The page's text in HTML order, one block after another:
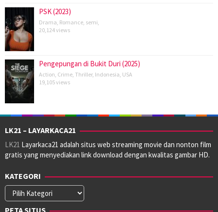
PSK (2023)
Drama Romance semi
20,124 views
Pengepungan di Bukit Duri (2025)
Action Crime Thriller, Indonesia USA
19,105 views
LK21 – LAYARKACA21
LK21 Layarkaca21 adalah situs web streaming movie dan nonton film
gratis yang menyediakan link download dengan kwalitas gambar HD.
KATEGORI
Kategori
PETA SITUS